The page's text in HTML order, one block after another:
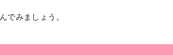
でみましょう。